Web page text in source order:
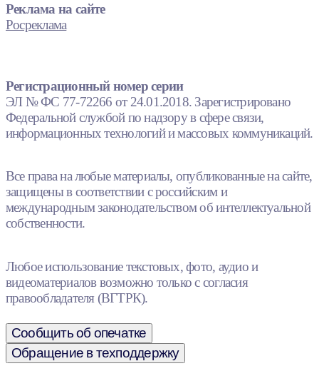
Реклама на сайте
Росреклама
Регистрационный номер серии
ЭЛ № ФС 77-72266 от 24.01.2018. Зарегистрировано
Федеральной службой по надзору в сфере связи,
информационных технологий и массовых коммуникаций.
Все права на любые материалы, опубликованные на сайте,
защищены в соответствии с российским и
международным законодательством об интеллектуальной
собственности.
Любое использование текстовых, фото, аудио и
видеоматериалов возможно только с согласия
правообладателя (ВГТРК).
Сообщить об опечатке
Обращение в техподдержку